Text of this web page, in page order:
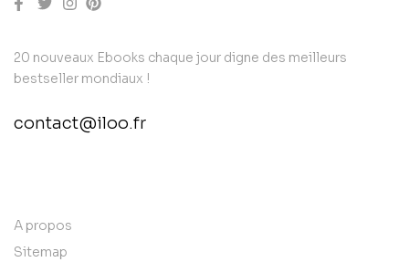
20 nouveaux Ebooks chaque jour digne des meilleurs
bestseller mondiaux !
contact@iloo.fr
A propos
Sitemap